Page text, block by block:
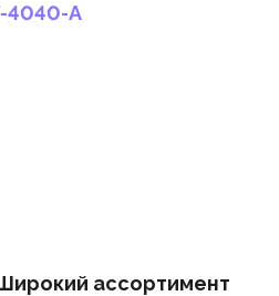
4040-A
ассортимент